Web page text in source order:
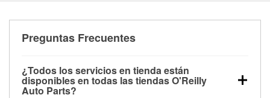
Preguntas Frecuentes
¿Todos los servicios en tienda están
disponibles en todas las tiendas O'Reilly
Auto Parts?